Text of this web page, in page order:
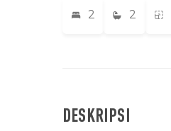
2 2
DESKRIPSI